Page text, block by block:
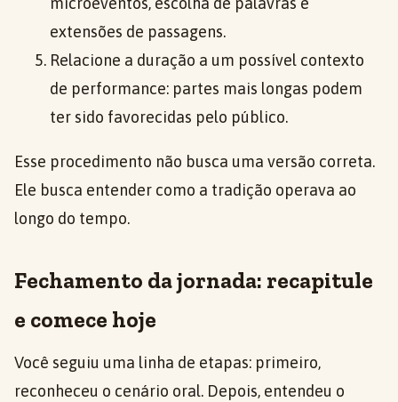
extensões de passagens.
Relacione a duração a um possível contexto
de performance: partes mais longas podem
ter sido favorecidas pelo público.
Esse procedimento não busca uma versão correta.
Ele busca entender como a tradição operava ao
longo do tempo.
Fechamento da jornada: recapitule
e comece hoje
Você seguiu uma linha de etapas: primeiro,
reconheceu o cenário oral. Depois, entendeu o